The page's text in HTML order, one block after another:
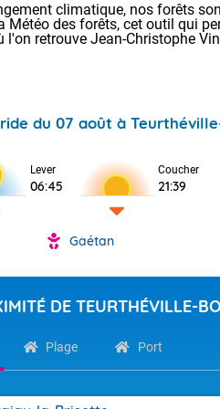
Pour la
Tendance
climatique, nos forêts
Météo des forêts, cet outil qui
l'on retrouve Jean-Christophe
du 07 août à
Lever
06:45
Coucher
21:39
Gaétan
DE TEURTHÉVILLE-
Plage Port
Voici les
31 Lyon :
: 32 Nancy :
32 Lille : 28
Demain :
Très
En matinée,
sur les